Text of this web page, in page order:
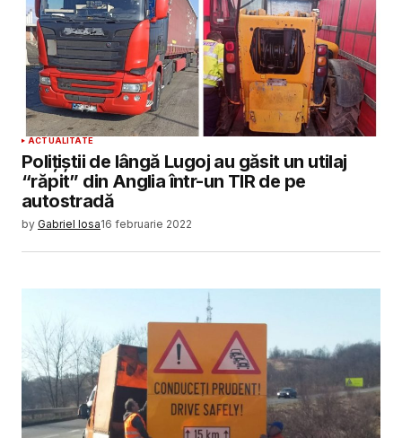
ACTUALITATE
Polițiștii de lângă Lugoj au găsit un utilaj
“răpit” din Anglia într-un TIR de pe
autostradă
by Gabriel Iosa16 februarie 2022